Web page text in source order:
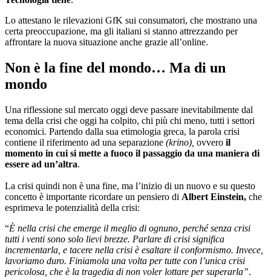
Lo attestano le rilevazioni GfK sui consumatori, che mostrano una
certa preoccupazione, ma gli italiani si stanno attrezzando per
affrontare la nuova situazione anche grazie all’online.
Non è la fine del mondo… Ma di un
mondo
Una riflessione sul mercato oggi deve passare inevitabilmente dal
tema della crisi che oggi ha colpito, chi più chi meno, tutti i settori
economici. Partendo dalla sua etimologia greca, la parola crisi
contiene il riferimento ad una separazione (krino), ovvero il
momento in cui si mette a fuoco il passaggio da una maniera di
essere ad un’altra.
La crisi quindi non è una fine, ma l’inizio di un nuovo e su questo
concetto è importante ricordare un pensiero di Albert Einstein, che
esprimeva le potenzialità della crisi:
“È nella crisi che emerge il meglio di ognuno, perché senza crisi
tutti i venti sono solo lievi brezze. Parlare di crisi significa
incrementarla, e tacere nella crisi è esaltare il conformismo. Invece,
lavoriamo duro. Finiamola una volta per tutte con l’unica crisi
pericolosa, che è la tragedia di non voler lottare per superarla”.